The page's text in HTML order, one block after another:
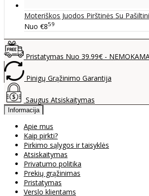
Moteriškos Juodos Pirštinės Su
Nuo €859
Pristatymas Nuo 39.99€ -
Pinigų Grąžinimo Garantija
Saugus Atsiskaitymas
Informacija
Apie mus
Kaip pirkti?
Pirkimo sąlygos ir taisyklės
Atsiskaitymas
Privatumo politika
Prekių grąžinimas
Pristatymas
Verslo klientams